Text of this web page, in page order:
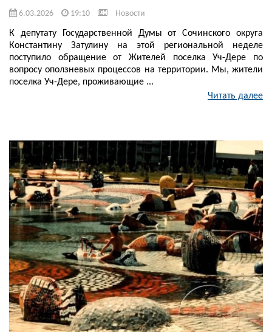
6.03.2026 19:10 Новости
К депутату Государственной Думы от Сочинского округа
Константину Затулину на этой региональной неделе
поступило обращение от Жителей поселка Уч-Дере по
вопросу оползневых процессов на территории. Мы, жители
поселка Уч-Дере, проживающие ...
Читать далее